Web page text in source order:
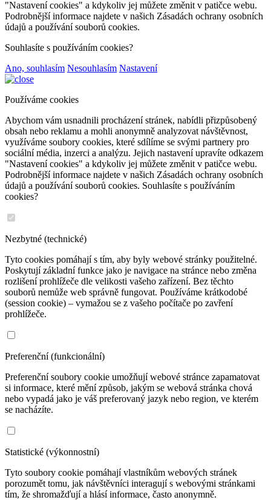
"Nastavení cookies" a kdykoliv jej můžete změnit v patičce webu.
Podrobnější informace najdete v našich Zásadách ochrany osobních
údajů a používání souborů cookies.
Souhlasíte s používáním cookies?
Ano, souhlasím Nesouhlasím Nastavení
Používáme cookies
Abychom vám usnadnili procházení stránek, nabídli přizpůsobený
obsah nebo reklamu a mohli anonymně analyzovat návštěvnost,
využíváme soubory cookies, které sdílíme se svými partnery pro
sociální média, inzerci a analýzu. Jejich nastavení upravíte odkazem
"Nastavení cookies" a kdykoliv jej můžete změnit v patičce webu.
Podrobnější informace najdete v našich Zásadách ochrany osobních
údajů a používání souborů cookies. Souhlasíte s používáním
cookies?
Nezbytné (technické)
Tyto cookies pomáhají s tím, aby byly webové stránky použitelné.
Poskytují základní funkce jako je navigace na stránce nebo změna
rozlišení prohlížeče dle velikosti vašeho zařízení. Bez těchto
souborů nemůže web správně fungovat. Používáme krátkodobé
(session cookie) – vymažou se z vašeho počítače po zavření
prohlížeče.
Preferenční (funkcionální)
Preferenční soubory cookie umožňují webové stránce zapamatovat
si informace, které mění způsob, jakým se webová stránka chová
nebo vypadá jako je váš preferovaný jazyk nebo region, ve kterém
se nacházíte.
Statistické (výkonnostní)
Tyto soubory cookie pomáhají vlastníkům webových stránek
porozumět tomu, jak návštěvníci interagují s webovými stránkami
tím, že shromažďují a hlásí informace, často anonymně.